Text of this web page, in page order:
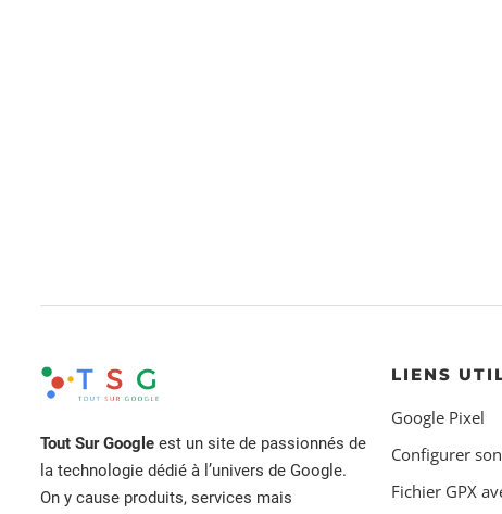
Tout Sur Google est un site de passionnés de
la technologie dédié à l’univers de Google.
On y cause produits, services mais
LIENS
Google Pixel
Configurer
Fichier GPX